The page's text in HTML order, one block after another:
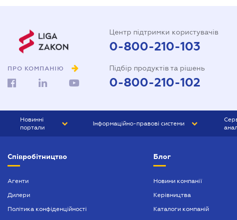
ПРО КОМПАНІЮ
Центр підтримки користувачів
0-800-210-103
Підбір продуктів та рішень
0-800-210-102
Новинні
портали
БІЗНЕС
Інформаційно-правові системи
БУХГАЛТЕР ПРОФ
Співробітництво
Агенти
Дилери
Політика конфіденційності
Блог
Новини компанії
Керівництва
Каталоги компаній